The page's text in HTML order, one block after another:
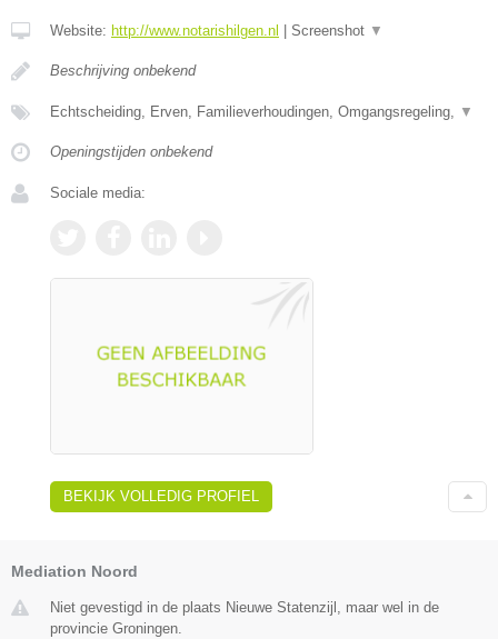
Website: http://www.notarishilgen.nl Screenshot ▼
Beschrijving onbekend
Echtscheiding, Erven, Familieverhoudingen, Omgangsregeling, ▼
Openingstijden onbekend
Sociale media:
BEKIJK VOLLEDIG PROFIEL
Mediation Noord
Niet gevestigd in de plaats Nieuwe Statenzijl, maar wel in de
provincie Groningen.